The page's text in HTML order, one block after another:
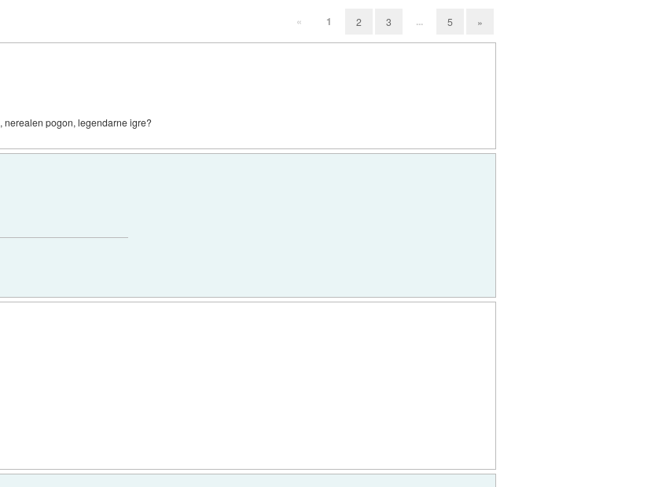
« 1 2 3 ... 5 »
nerealen pogon, legendarne igre?